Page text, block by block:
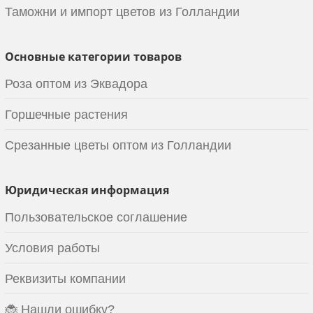
Таможни и импорт цветов из Голландии
Основные категории товаров
Роза оптом из Эквадора
Горшечные растения
Срезанные цветы оптом из Голландии
Юридическая информация
Пользовательское соглашение
Условия работы
Реквизиты компании
🐞 Нашли ошибку?